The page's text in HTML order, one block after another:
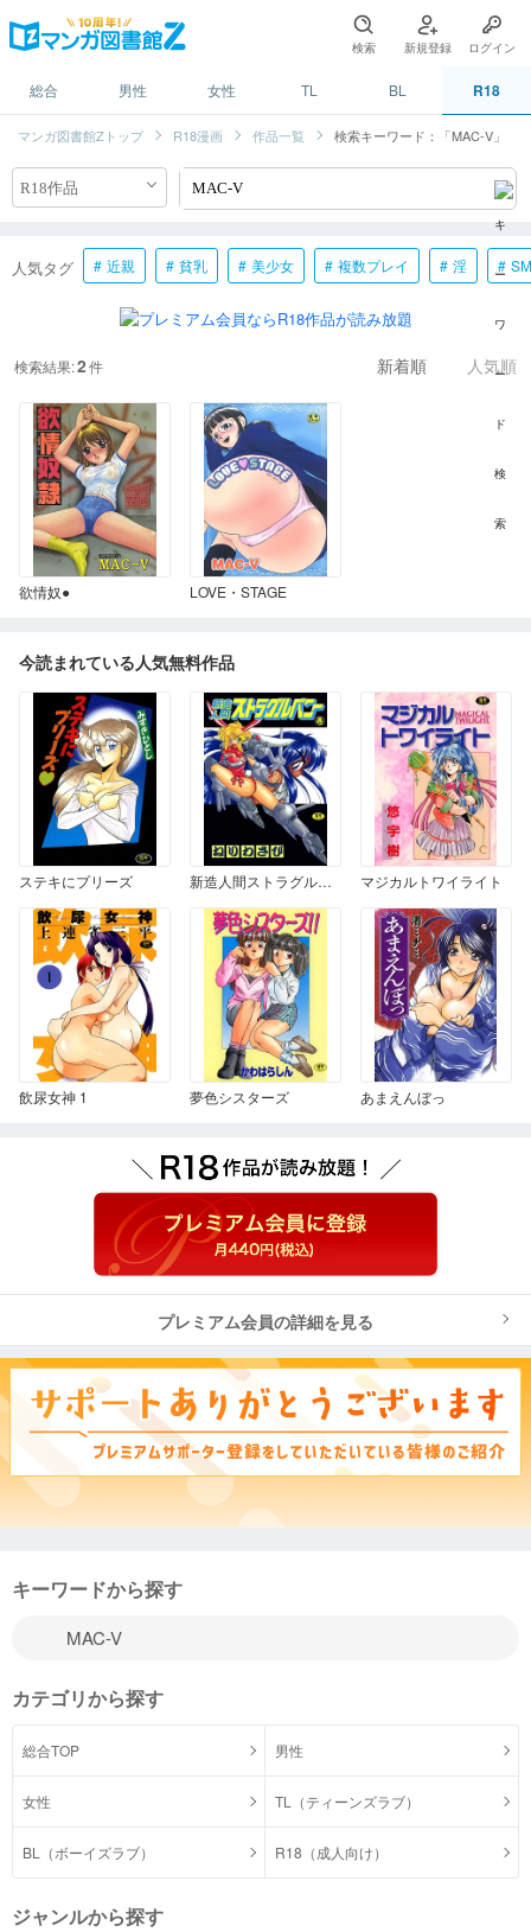
検索 新規登録 ログイン
総合 男性 女性 TL BL R18
マンガ図書館Zトップ R18漫画 作品一覧 検索キーワード：「MAC-V」
人気タグ 近親 貧乳 美少女 複数プレイ 淫 SM
検索結果:2件 新着順 人気順
欲情奴● LOVE・STAGE
今読まれている人気無料作品
ステキにプリーズ 新造人間ストラグルバニー 壱 マジカルトワイライト
飲尿女神 1 夢色シスターズ あまえんぼっ
プレミアム会員の詳細を見る
キーワードから探す
カテゴリから探す
総合TOP 男性
女性 TL（ティーンズラブ）
BL（ボーイズラブ） R18（成人向け）
ジャンルから探す